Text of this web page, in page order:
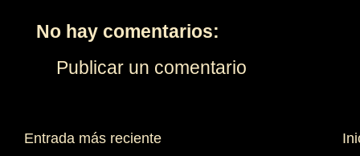
No hay comentarios:
Publicar un comentario
Entrada más reciente